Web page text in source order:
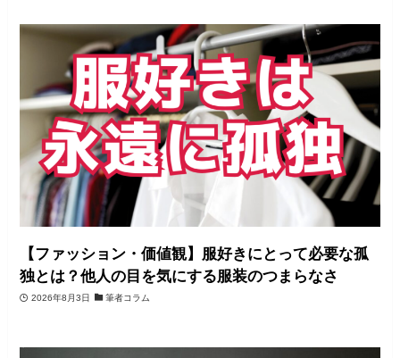
【ファッション・価値観】服好きにとって必要な孤
独とは？他人の目を気にする服装のつまらなさ
2026年8月3日 筆者コラム